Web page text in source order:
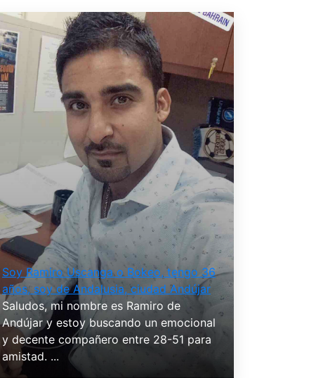
Soy Ramiro Uscanga o Bokeo, tengo 36
años, soy de Andalusia, ciudad Andújar
Saludos, mi nombre es Ramiro de
Andújar y estoy buscando un emocional
y decente compañero entre 28-51 para
amistad. ...